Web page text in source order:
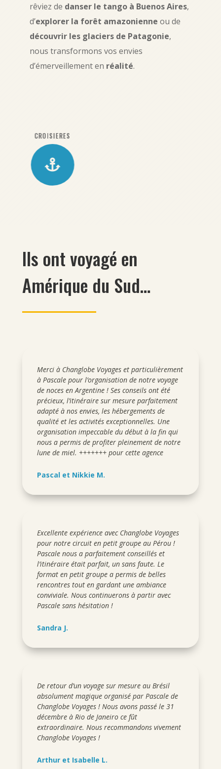
rêviez de danser le tango à Buenos Aires,
d’explorer la forêt amazonienne ou de
découvrir les glaciers de Patagonie,
nous transformons vos envies
d’émerveillement en réalité.
Ils ont voyagé en
Amérique du Sud…
Merci à Changlobe Voyages et particulièrement
à Pascale pour l’organisation de notre voyage
de noces en Argentine ! Ses conseils ont été
précieux, l’itinéraire sur mesure parfaitement
adapté à nos envies, les hébergements de
qualité et les activités exceptionnelles. Une
organisation impeccable du début à la fin qui
nous a permis de profiter pleinement de notre
lune de miel. +++++++ pour cette agence
Pascal et Nikkie M.
Excellente expérience avec Changlobe Voyages
pour notre circuit en petit groupe au Pérou !
Pascale nous a parfaitement conseillés et
l’itinéraire était parfait, un sans faute. Le
format en petit groupe a permis de belles
rencontres tout en gardant une ambiance
conviviale. Nous continuerons à partir avec
Pascale sans hésitation !
Sandra J.
De retour d’un voyage sur mesure au Brésil
absolument magique organisé par Pascale de
Changlobe Voyages ! Nous avons passé le 31
décembre à Rio de Janeiro ce fût
extraordinaire. Nous recommandons vivement
Changlobe Voyages !
Arthur et Isabelle L.